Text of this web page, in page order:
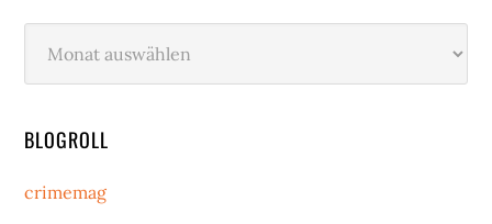
BLOGROLL
crimemag